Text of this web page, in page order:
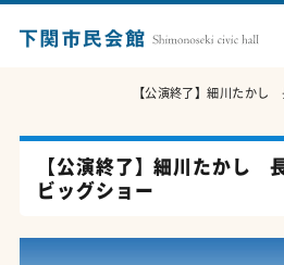
【公演終了】細川たか
【公演終了】細川たかし
ビッグショー